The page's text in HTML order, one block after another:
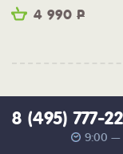
4 990 Р
8 (495) 777-
9:00 —